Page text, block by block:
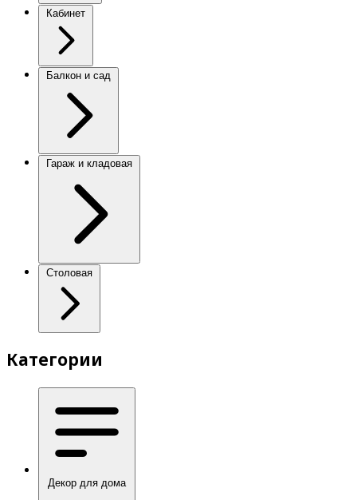
Кабинет
Балкон и сад
Гараж и кладовая
Столовая
Категории
Декор для дома